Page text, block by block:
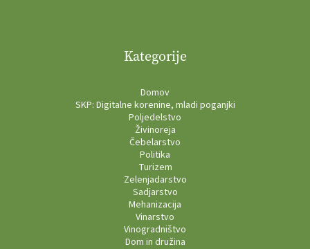
Kategorije
Domov
SKP: Digitalne korenine, mladi poganjki
Poljedelstvo
Živinoreja
Čebelarstvo
Politika
Turizem
Zelenjadarstvo
Sadjarstvo
Mehanizacija
Vinarstvo
Vinogradništvo
Dom in družina